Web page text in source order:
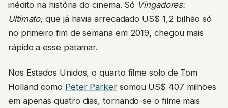
inédito na história do cinema. Só Vingadores:
Ultimato, que já havia arrecadado US$ 1,2 bilhão só
no primeiro fim de semana em 2019, chegou mais
rápido a esse patamar.
Nos Estados Unidos, o quarto filme solo de Tom
Holland como Peter Parkersomou US$ 407 milhões
em apenas quatro dias, tornando-se o filme mais